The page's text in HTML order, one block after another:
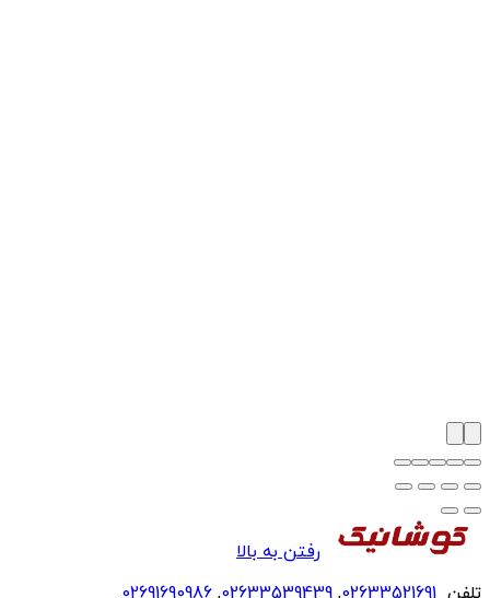
رفتن به بالا
تلفن 02633521691
,
02633539439
,
02691690986